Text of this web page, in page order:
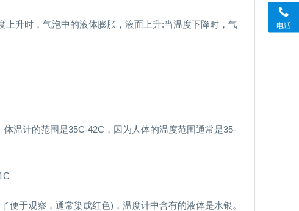
升时，气泡中的液体膨胀，液面上升:当温度下降时，气
温计的范围是35C-42C，因为人体的温度范围通常是35-
便于观察，通常染成红色)，温度计中含有的液体是水银。
电话